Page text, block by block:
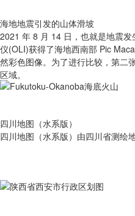
海地地震引发的山体滑坡
2021 年 8 月 14 日，也就是地震
仪(OLI)获得了海地西南部 Pic
然彩色图像。为了进行比较，第二
区域。
四川地图（水系版）
四川地图（水系版）由四川省测绘